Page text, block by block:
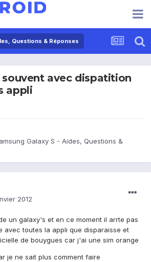
Questions & Réponses
souvent avec dispatition
appli
Galaxy S - Aides, Questions &
2012
un galaxy's et en ce moment il arrte pas
avec toutes la appli que disparaisse et
de bouygues car j'ai une sim orange
je ne sait plus comment faire